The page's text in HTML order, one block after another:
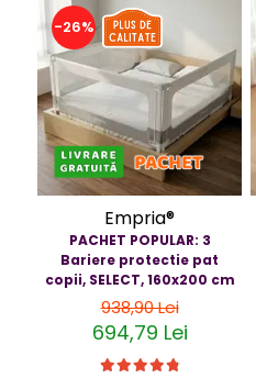
-26%
Empria®
PACHET POPULAR: 3
Bariere protectie pat
copii, SELECT, 160x200 cm
938,90 Lei
694,79 Lei